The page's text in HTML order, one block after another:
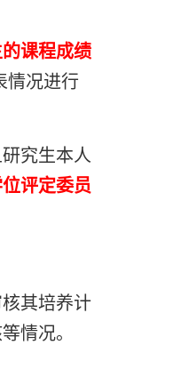
课程成绩
情况进行
研究生本人
评定委员
其培养计
情况。